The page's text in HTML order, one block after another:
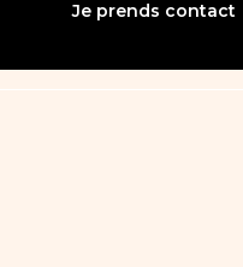
Je prends contact